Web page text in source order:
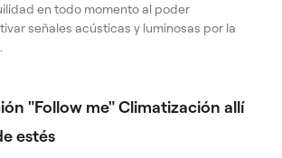
en todo momento al poder
señales acústicas y luminosas por la
"Follow me" Climatización allí
estés